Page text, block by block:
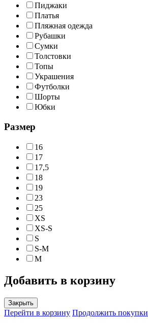
Пиджаки
Платья
Пляжная одежда
Рубашки
Сумки
Толстовки
Топы
Украшения
Футболки
Шорты
Юбки
Размер
16
17
17,5
18
19
23
25
XS
XS-S
S
S-M
M
Добавить в корзину
Закрыть
Перейти в корзину Продолжить покупки